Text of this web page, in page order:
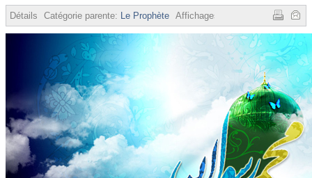
Détails Catégorie parente: Le Prophète Affichages :